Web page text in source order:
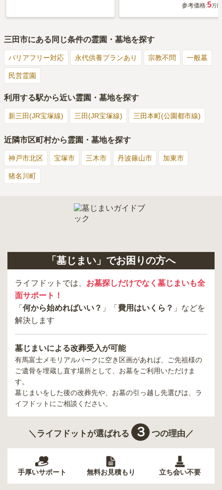
参考価格:5万円
三田市にある同じ条件の霊園・墓地を探す
バリアフリー対応 永代供養プランあり 宗教不問 一般墓
民営霊園
利用する駅から近い霊園・墓地を探す
新三田(JR宝塚線) 三田(JR宝塚線) 三田本町(公園都市線)
近隣市区町村から霊園・墓地を探す
神戸市北区 宝塚市 三木市 丹波篠山市 加東市
猪名川町
「墓じまい」でお困りの方へ
ライフドットでは、 お墓探しだけでなく墓じまいも全
面サポート！
「 何から始めればいい？ 」「 費用はいくら？ 」などを
解決します
墓じまいによる改葬受入が可能
有馬富士メモリアルパークに空き区画があれば、ご先祖様の
ご遺骨を埋蔵し直す場所として、お墓をご利用いただけま
す。
墓じまいをした後の改葬先や、お墓の引っ越し先選びは、ラ
イフドットにご相談ください。
＼ライフドットが選ばれる ３ つの理由／
手厚いサポート 無料お見積もり 立ち会い不要